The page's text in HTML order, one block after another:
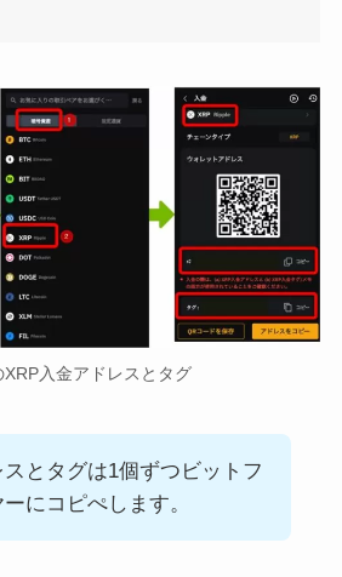
XRP入金アドレスとタグ
スとタグは1個ずつビットフ
にコピぺします。